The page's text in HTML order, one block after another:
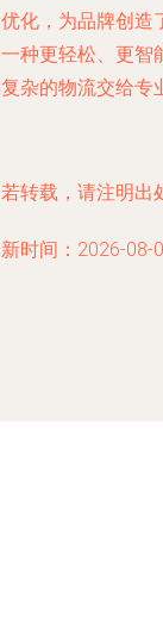
化，为品牌创造
种更轻松、更
杂的物流交给专
转载，请注明出
时间：2026-08-